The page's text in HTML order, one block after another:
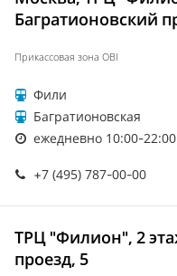
Багратионовский
Прикассовая зона OBI
Фили
Багратионовская
ежедневно 10:00-22:00
+7 (495) 787-00-00
ТРЦ "Филион", 2
проезд, 5